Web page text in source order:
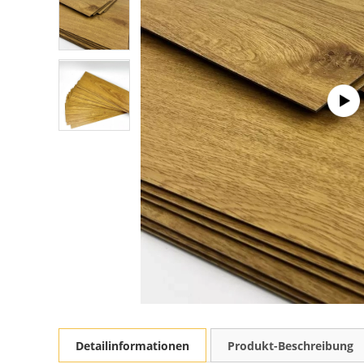
Detailinformationen Produkt-Beschreibung